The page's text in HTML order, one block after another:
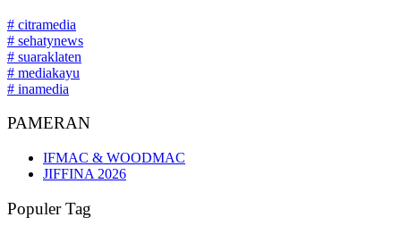
# citramedia
# sehatynews
# suaraklaten
# mediakayu
# inamedia
PAMERAN
IFMAC & WOODMAC
JIFFINA 2026
Populer Tag